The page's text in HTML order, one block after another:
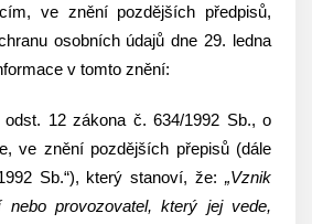
ve znění pozdějších předpisů,
osobních údajů dne 29. ledna
v tomto znění:
12 zákona č. 634/1992 Sb., o
ve znění pozdějších přepisů (dále
Sb.“), který stanoví, že: „Vznik
nebo provozovatel, který jej vede,